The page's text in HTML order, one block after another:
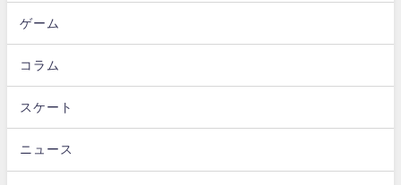
ゲーム
コラム
スケート
ニュース